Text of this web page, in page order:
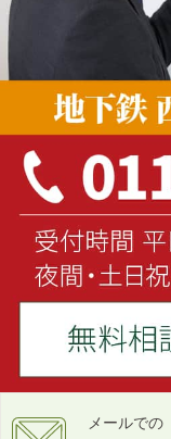
メールでの